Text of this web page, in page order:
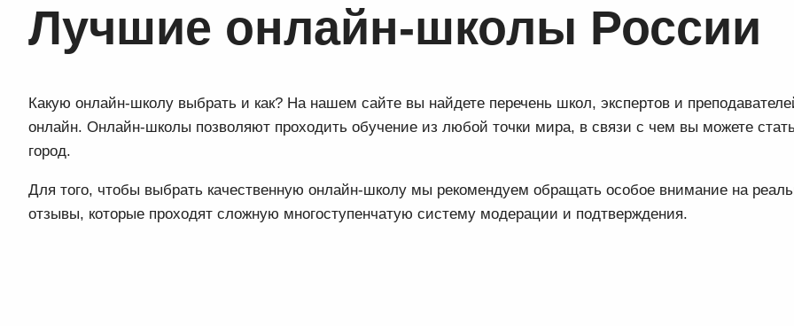
Лучшие онлайн-школы России
Какую онлайн-школу выбрать и как? На нашем сайте вы найдете перечень школ, экспертов и
онлайн. Онлайн-школы позволяют проходить обучение из любой точки мира, в связи с чем вы можете
город.
Для того, чтобы выбрать качественную онлайн-школу мы рекомендуем обращать особое внимание на
отзывы, которые проходят сложную многоступенчатую систему модерации и подтверждения.